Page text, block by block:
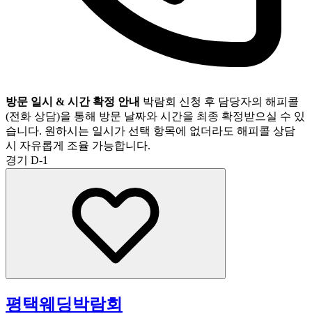
방문 일시 & 시간 확정 안내 박람회 신청 후 담당자의 해피콜
(전화 상담)을 통해 방문 날짜와 시간을 최종 확정받으실 수 있
습니다. 원하시는 일시가 선택 항목에 없더라도 해피콜 상담
시 자유롭게 조율 가능합니다.
경기
D-1
평택웨딩박람회